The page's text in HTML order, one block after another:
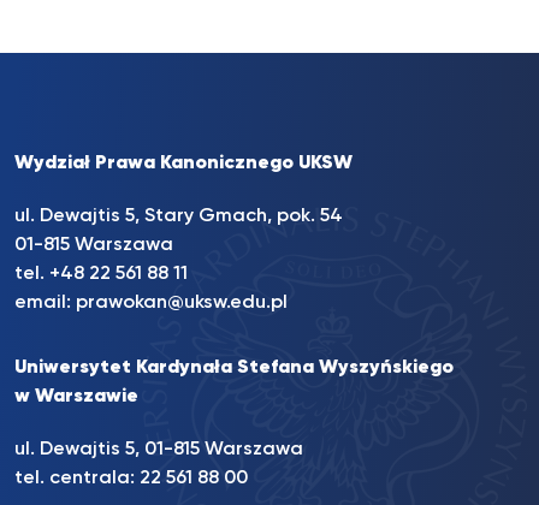
Wydział Prawa Kanonicznego UKSW
ul. Dewajtis 5, Stary Gmach, pok. 54
01-815 Warszawa
tel. +48 22 561 88 11
email: prawokan@uksw.edu.pl
Uniwersytet Kardynała Stefana Wyszyńskiego
w Warszawie
ul. Dewajtis 5, 01-815 Warszawa
tel. centrala: 22 561 88 00